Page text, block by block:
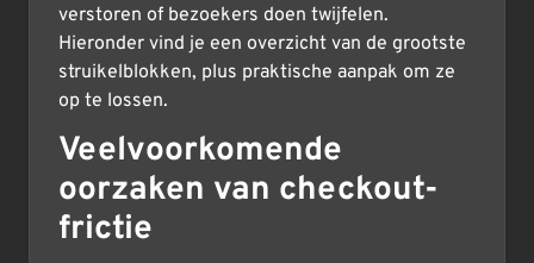
verstoren of bezoekers doen twijfelen.
Hieronder vind je een overzicht van de grootste
struikelblokken, plus praktische aanpak om ze
op te lossen.
Veelvoorkomende
oorzaken van checkout-
frictie